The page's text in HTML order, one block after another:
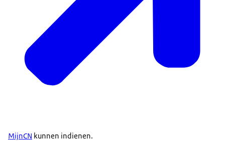
MijnCN kunnen indienen.